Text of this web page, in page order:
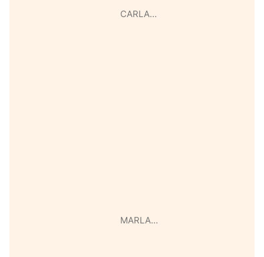
CARLA…
MARLA…